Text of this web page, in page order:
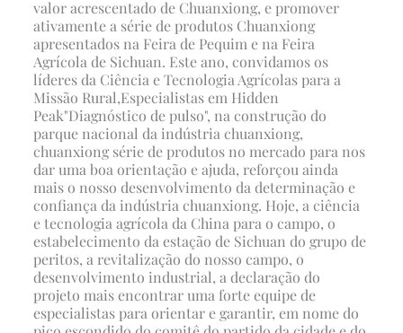
valor acrescentado de Chuanxiong, e promover
ativamente a série de produtos Chuanxiong
apresentados na Feira de Pequim e na Feira
Agrícola de Sichuan. Este ano, convidamos os
líderes da Ciência e Tecnologia Agrícolas para a
Missão Rural,Especialistas em Hidden
Peak"Diagnóstico de pulso", na construção do
parque nacional da indústria chuanxiong,
chuanxiong série de produtos no mercado para nos
dar uma boa orientação e ajuda, reforçou ainda
mais o nosso desenvolvimento da determinação e
confiança da indústria chuanxiong. Hoje, a ciência
e tecnologia agrícola da China para o campo, o
estabelecimento da estação de Sichuan do grupo de
peritos, a revitalização do nosso campo, o
desenvolvimento industrial, a declaração do
projeto mais encontrar uma forte equipe de
especialistas para orientar e garantir, em nome do